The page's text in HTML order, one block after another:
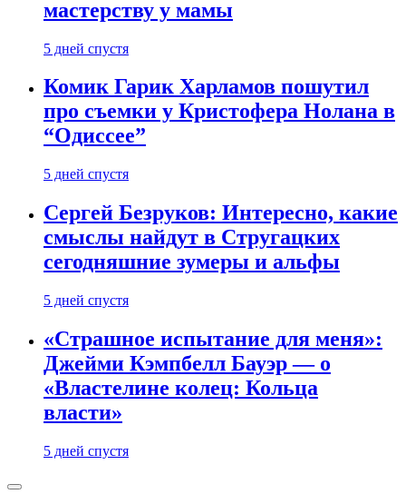
мастерству у мамы
5 дней спустя
Комик Гарик Харламов пошутил
про съемки у Кристофера Нолана в
“Одиссее”
5 дней спустя
Сергей Безруков: Интересно, какие
смыслы найдут в Стругацких
сегодняшние зумеры и альфы
5 дней спустя
«Страшное испытание для меня»:
Джейми Кэмпбелл Бауэр — о
«Властелине колец: Кольца
власти»
5 дней спустя